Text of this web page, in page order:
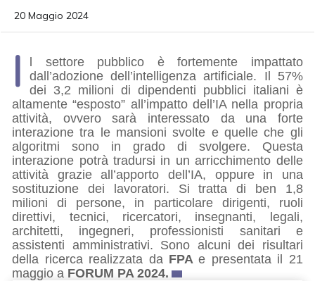
20 Maggio 2024
I
l settore pubblico è fortemente impattato
dall’adozione dell’intelligenza artificiale. Il 57%
dei 3,2 milioni di dipendenti pubblici italiani è
altamente “esposto” all’impatto dell’IA nella propria
attività, ovvero sarà interessato da una forte
interazione tra le mansioni svolte e quelle che gli
algoritmi sono in grado di svolgere. Questa
interazione potrà tradursi in un arricchimento delle
attività grazie all’apporto dell’IA, oppure in una
sostituzione dei lavoratori. Si tratta di ben 1,8
milioni di persone, in particolare dirigenti, ruoli
direttivi, tecnici, ricercatori, insegnanti, legali,
architetti, ingegneri, professionisti sanitari e
assistenti amministrativi. Sono alcuni dei risultari
della ricerca realizzata da FPAe presentata il 21
maggio a FORUM PA 2024.